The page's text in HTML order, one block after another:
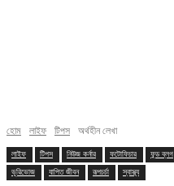
হোম লাইফ টিপস অর্থহীন লেখা
লাইফ টিপস নিউজ কর্নার ফটোফিচার ফুড ব্লগ
ভূরিভোজ
যাপিত জীবন রূপচর্চা স্বাস্থ্য